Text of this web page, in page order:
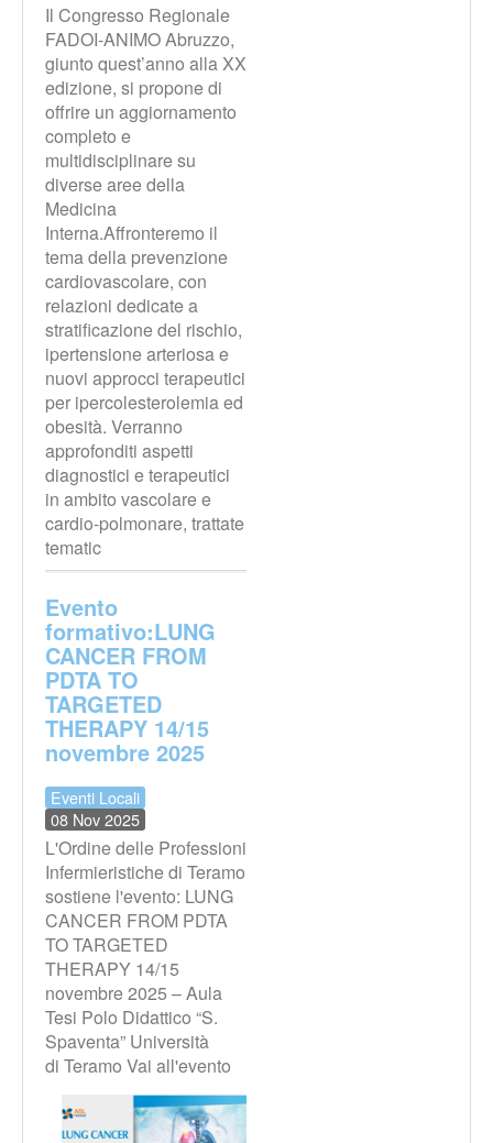
Il Congresso Regionale
FADOI-ANIMO Abruzzo,
giunto quest’anno alla XX
edizione, si propone di
offrire un aggiornamento
completo e
multidisciplinare su
diverse aree della
Medicina
Interna.Affronteremo il
tema della prevenzione
cardiovascolare, con
relazioni dedicate a
stratificazione del rischio,
ipertensione arteriosa e
nuovi approcci terapeutici
per ipercolesterolemia ed
obesità. Verranno
approfonditi aspetti
diagnostici e terapeutici
in ambito vascolare e
cardio-polmonare, trattate
tematic
Evento
formativo:LUNG
CANCER FROM
PDTA TO
TARGETED
THERAPY 14/15
novembre 2025
Eventi Locali
08 Nov 2025
L'Ordine delle Professioni
Infermieristiche di Teramo
sostiene l'evento: LUNG
CANCER FROM PDTA
TO TARGETED
THERAPY 14/15
novembre 2025 – Aula
Tesi Polo Didattico “S.
Spaventa” Università
di Teramo Vai all'evento